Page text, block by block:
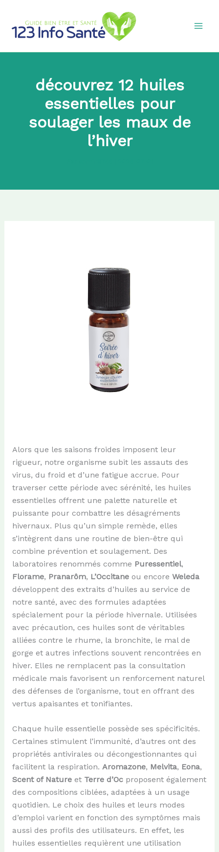
contenu
découvrez 12 huiles
essentielles pour
soulager les maux de
l’hiver
Alors que les saisons froides imposent leur
rigueur, notre organisme subit les assauts des
virus, du froid et d’une fatigue accrue. Pour
traverser cette période avec sérénité, les huiles
essentielles offrent une palette naturelle et
puissante pour combattre les désagréments
hivernaux. Plus qu’un simple remède, elles
s’intègrent dans une routine de bien-être qui
combine prévention et soulagement. Des
laboratoires renommés comme Puressentiel,
Florame, Pranarôm, L’Occitaneou encore Weleda
développent des extraits d’huiles au service de
notre santé, avec des formules adaptées
spécialement pour la période hivernale. Utilisées
avec précaution, ces huiles sont de véritables
alliées contre le rhume, la bronchite, le mal de
gorge et autres infections souvent rencontrées en
hiver. Elles ne remplacent pas la consultation
médicale mais favorisent un renforcement naturel
des défenses de l’organisme, tout en offrant des
vertus apaisantes et tonifiantes.
Chaque huile essentielle possède ses spécificités.
Certaines stimulent l’immunité, d’autres ont des
propriétés antivirales ou décongestionnantes qui
facilitent la respiration. Aromazone, Melvita, Eona,
Scent of Natureet Terre d’Ocproposent également
des compositions ciblées, adaptées à un usage
quotidien. Le choix des huiles et leurs modes
d’emploi varient en fonction des symptômes mais
aussi des profils des utilisateurs. En effet, les
huiles essentielles requièrent une utilisation